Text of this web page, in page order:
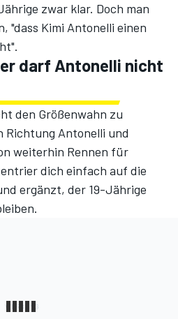
zwar klar. Doch man
"dass Kimi Antonelli einen
darf Antonelli nicht
den Größenwahn zu
Richtung Antonelli und
weiterhin Rennen für
dich einfach auf die
ergänzt, der 19-Jährige